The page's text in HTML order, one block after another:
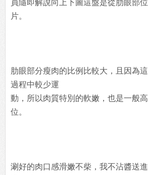
員隨即解說向上下圖這盤是從肋眼部
片。
肋眼部分瘦肉的比例比較大，且因為
過程中較少運
動，所以肉質特別的軟嫩，也是一般
位。
涮好的肉口感滑嫩不柴，我不沾醬送